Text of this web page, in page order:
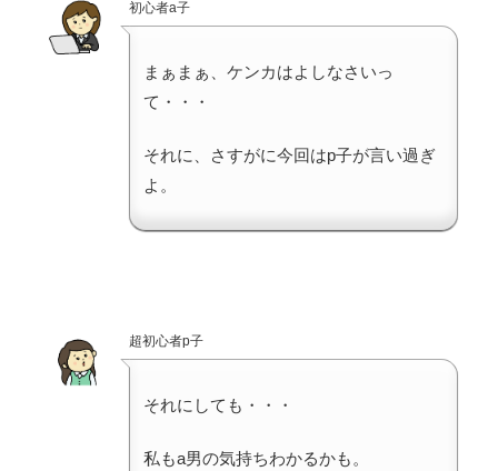
初心者a子
まぁまぁ、ケンカはよしなさいっ
て・・・
それに、さすがに今回はp子が言い過ぎ
よ。
超初心者p子
それにしても・・・
私もa男の気持ちわかるかも。